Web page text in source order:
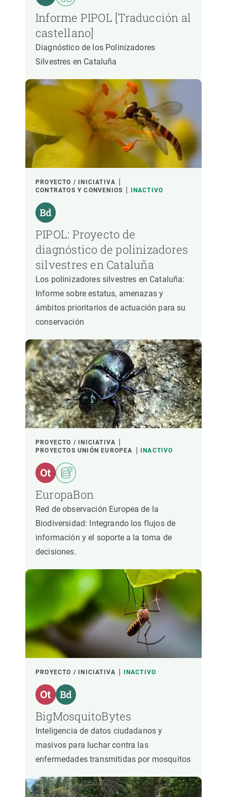
Informe PIPOL [Traducción al
castellano]
Diagnóstico de los Polinizadores
Silvestres en Cataluña
PROYECTO / INICIATIVA
CONTRATOS Y CONVENIOS
INACTIVO
PIPOL: Proyecto de
diagnóstico de polinizadores
silvestres en Cataluña
Los polinizadores silvestres en Cataluña:
Informe sobre estatus, amenazas y
ámbitos prioritarios de actuación para su
conservación
PROYECTO / INICIATIVA
PROYECTOS UNIÓN EUROPEA
INACTIVO
EuropaBon
Red de observación Europea de la
Biodiversidad: Integrando los flujos de
información y el soporte a la toma de
decisiones.
PROYECTO / INICIATIVA INACTIVO
BigMosquitoBytes
Inteligencia de datos ciudadanos y
masivos para luchar contra las
enfermedades transmitidas por mosquitos